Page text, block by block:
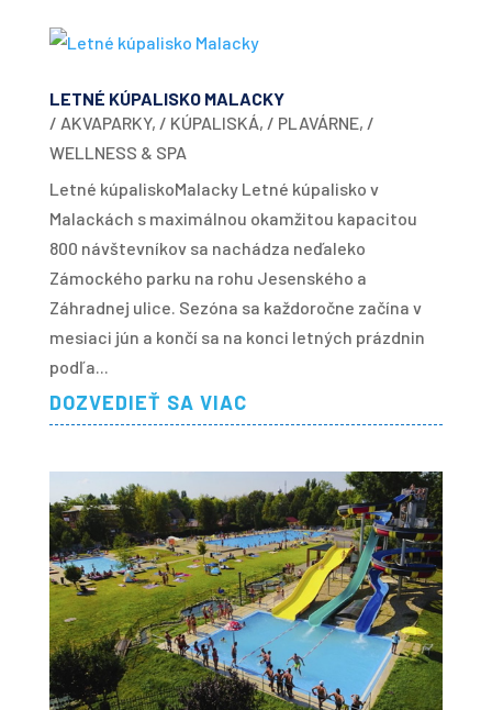
LETNÉ KÚPALISKO MALACKY
/ AKVAPARKY, / KÚPALISKÁ, / PLAVÁRNE, /
WELLNESS & SPA
Letné kúpaliskoMalacky Letné kúpalisko v
Malackách s maximálnou okamžitou kapacitou
800 návštevníkov sa nachádza neďaleko
Zámockého parku na rohu Jesenského a
Záhradnej ulice. Sezóna sa každoročne začína v
mesiaci jún a končí sa na konci letných prázdnin
podľa...
DOZVEDIEŤ SA VIAC